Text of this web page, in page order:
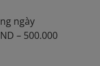
ngày
– 500.000